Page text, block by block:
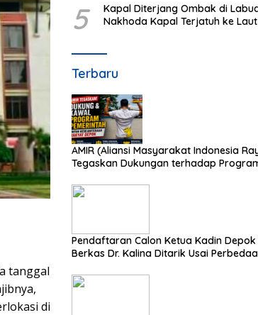
tanggal
di
5
Kapal Diterjang Ombak di
Nakhoda Kapal Terjatuh ke Laut
Terbaru
AMIR (Aliansi Masyarakat Indonesia
Tegaskan Dukungan terhadap
Pendaftaran Calon Ketua Kadin Depok
Berkas Dr. Kalina Ditarik Usai